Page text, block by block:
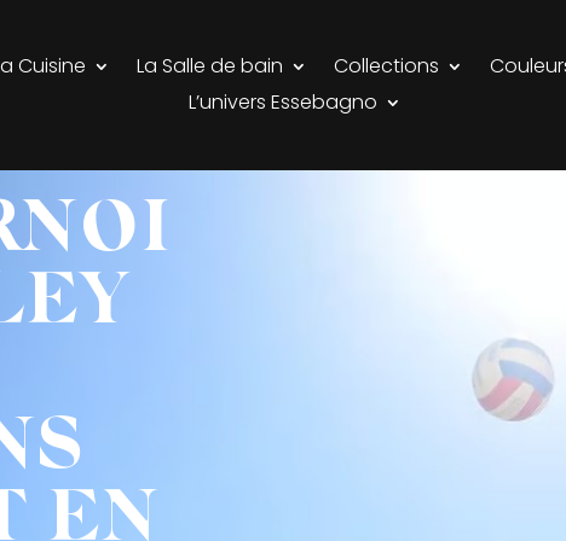
Cuisine La Salle de bain Collections
L’univers Essebagno
EN